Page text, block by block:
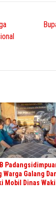
Warga Galang
Mobil Dinas